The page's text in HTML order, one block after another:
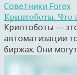
Советники Forex
Криптоботы. Что
Криптоботы —
автоматизации
биржах. Они